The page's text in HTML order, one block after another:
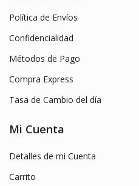
Política de Envíos
Confidencialidad
Métodos de Pago
Compra Express
Tasa de Cambio del día
Mi Cuenta
Detalles de mi Cuenta
Carrito